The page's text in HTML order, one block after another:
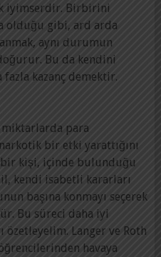
iyimserdir. Birbirini
olduğu gibi, ard arda
aynı durumun
Bu da kendini
fazla kazanç demektir.
miktarlarda para
bir etki yarattığını
kişi, içinde bulunduğu
kendi isabetli kararları
başına konmayı seçerek
Bu süreci daha iyi
özetleyelim. Langer ve Roth
havaya